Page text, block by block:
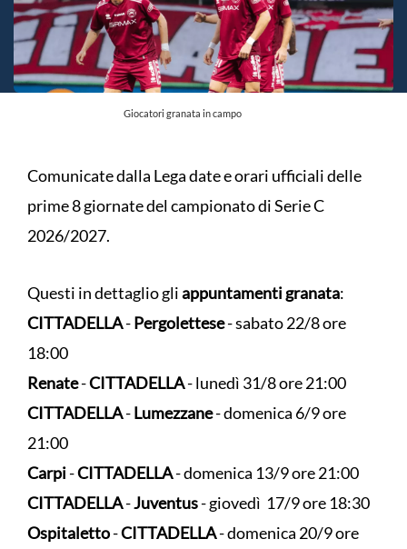
Giocatori granata in campo
Comunicate dalla Lega date e orari ufficiali delle
prime 8 giornate del campionato di Serie C
2026/2027.
Questi in dettaglio gliappuntamenti granata:
CITTADELLA-Pergolettese- sabato 22/8 ore
18:00
Renate-CITTADELLA- lunedì 31/8 ore 21:00
CITTADELLA-Lumezzane- domenica 6/9 ore
21:00
Carpi-CITTADELLA- domenica 13/9 ore 21:00
CITTADELLA-Juventus- giovedì 17/9 ore 18:30
Ospitaletto-CITTADELLA- domenica 20/9 ore